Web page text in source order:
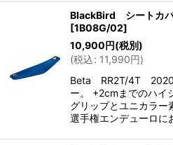
BlackBird シートカ
[1B08G/02]
10,900円(税別)
(税込: 11,990円)
Beta RR2T/4T 2020
ー。 +2cmまでのハイ
グリップとユニカラー
選手権エンデューロ